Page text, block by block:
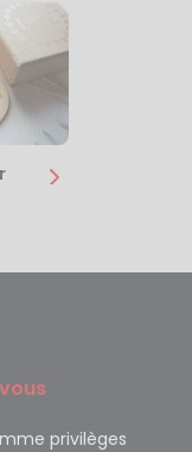
privilèges